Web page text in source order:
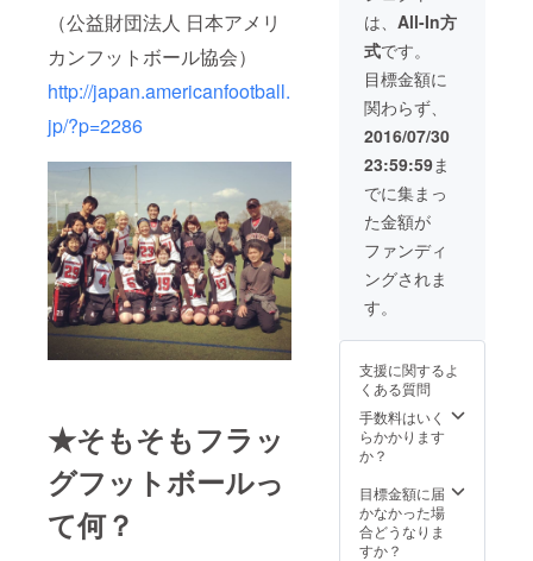
（公益財団法人 日本アメリ
カンフットボール協会）
http://japan.americanfootball.
jp/?p=2286
★そもそもフラッ
グフットボールっ
て何？
は、 All-In方
式です。
目標金額に
関わらず、
2016/07/30
23:59:59ま
でに集まっ
た金額が
ファンディ
ングされま
す。
支援に関するよ
くある質問
手数料はいく
らかかります
か？
目標金額に届
かなかった場
合どうなりま
すか？